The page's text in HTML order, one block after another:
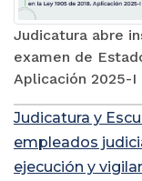
Judicatura abre
examen de
Aplicación 2025-I
Judicatura y
empleados
ejecución y